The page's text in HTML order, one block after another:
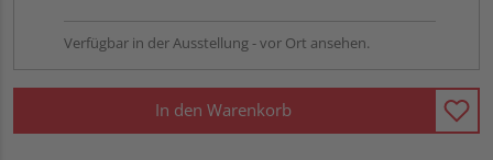
Verfügbar in der Ausstellung - vor Ort ansehen.
In den Warenkorb